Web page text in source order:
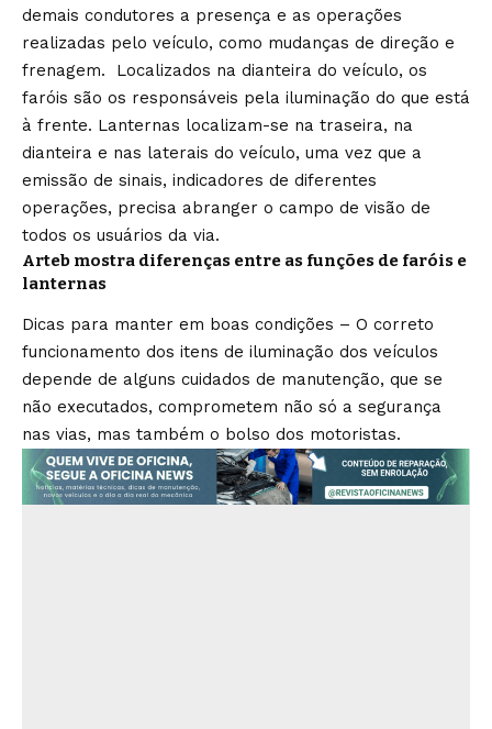
demais condutores a presença e as operações
realizadas pelo veículo, como mudanças de direção e
frenagem. Localizados na dianteira do veículo, os
faróis são os responsáveis pela iluminação do que está
à frente. Lanternas localizam-se na traseira, na
dianteira e nas laterais do veículo, uma vez que a
emissão de sinais, indicadores de diferentes
operações, precisa abranger o campo de visão de
todos os usuários da via.
Arteb mostra diferenças entre as funções de faróis e
lanternas
Dicas para manter em boas condições – O correto
funcionamento dos itens de iluminação dos veículos
depende de alguns cuidados de manutenção, que se
não executados, comprometem não só a segurança
nas vias, mas também o bolso dos motoristas.